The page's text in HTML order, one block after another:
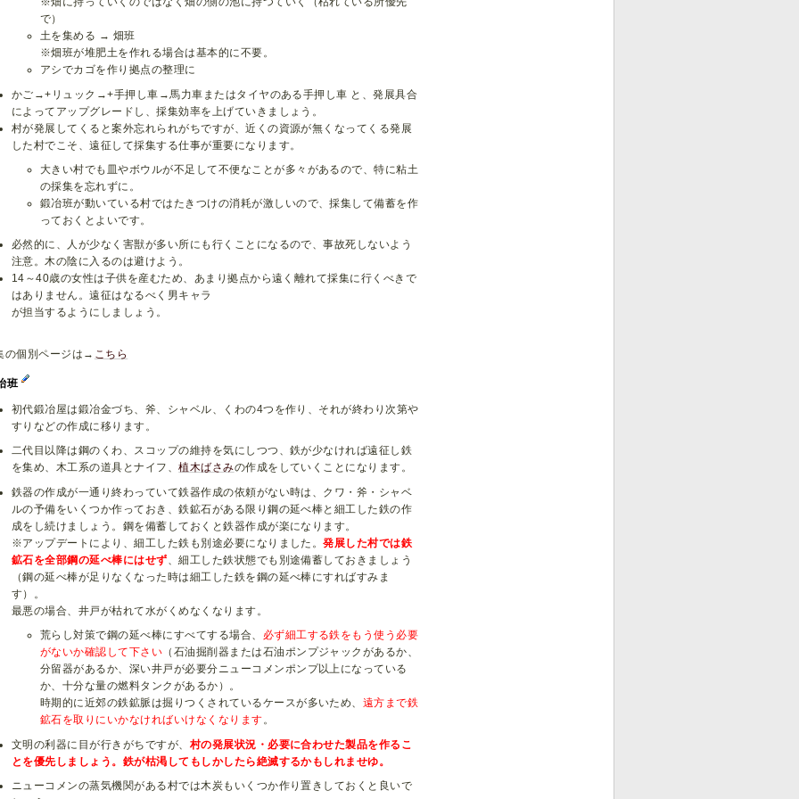
で）
土を集める → 畑班
※畑班が堆肥土を作れる場合は基本的に不要。
アシでカゴを作り拠点の整理に
かご→+リュック→+手押し車→馬力車またはタイヤのある手押し車 と、発展具合
によってアップグレードし、採集効率を上げていきましょう。
村が発展してくると案外忘れられがちですが、近くの資源が無くなってくる発展
した村でこそ、遠征して採集する仕事が重要になります。
大きい村でも皿やボウルが不足して不便なことが多々があるので、特に粘土
の採集を忘れずに。
鍛冶班が動いている村ではたきつけの消耗が激しいので、採集して備蓄を作
っておくとよいです。
必然的に、人が少なく害獣が多い所にも行くことになるので、事故死しないよう
注意。木の陰に入るのは避けよう。
14～40歳の女性は子供を産むため、あまり拠点から遠く離れて採集に行くべきで
はありません。遠征はなるべく男キャラ
が担当するようにしましょう。
の個別ページは→ こちら
班
初代鍛冶屋は鍛冶金づち、斧、シャベル、くわの4つを作り、それが終わり次第や
すりなどの作成に移ります。
二代目以降は鋼のくわ、スコップの維持を気にしつつ、鉄が少なければ遠征し鉄
を集め、木工系の道具とナイフ、植木ばさみの作成をしていくことになります。
鉄器の作成が一通り終わっていて鉄器作成の依頼がない時は、クワ・斧・シャベ
ルの予備をいくつか作っておき、鉄鉱石がある限り鋼の延べ棒と細工した鉄の作
成をし続けましょう。鋼を備蓄しておくと鉄器作成が楽になります。
※アップデートにより、細工した鉄も別途必要になりました。発展した村では鉄
鉱石を全部鋼の延べ棒にはせず 、細工した鉄状態でも別途備蓄しておきましょう
（鋼の延べ棒が足りなくなった時は細工した鉄を鋼の延べ棒にすればすみま
す）。
最悪の場合、井戸が枯れて水がくめなくなります。
荒らし対策で鋼の延べ棒にすべてする場合、 必ず細工する鉄をもう使う必要
がないか確認して下さい （石油掘削器または石油ポンプジャックがあるか、
分留器があるか、深い井戸が必要分ニューコメンポンプ以上になっている
か、十分な量の燃料タンクがあるか）。
時期的に近郊の鉄鉱脈は掘りつくされているケースが多いため、 遠方まで鉄
鉱石を取りにいかなければいけなくなります。
文明の利器に目が行きがちですが、 村の発展状況・必要に合わせた製品を作るこ
とを優先しましょう。鉄が枯渇してもしかしたら絶滅するかもしれませゆ。
ニューコメンの蒸気機関がある村では木炭もいくつか作り置きしておくと良いで